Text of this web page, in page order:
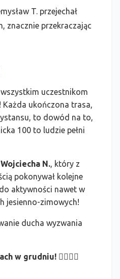
T. przejechał
znacznie przekraczając
uczestnikom
ukończona trasa,
to dowód na to,
100 to ludzie pełni
Wojciecha N., który z
pokonywał kolejne
aktywności nawet w
jesienno-zimowych!
ducha wyzwania
w grudniu! 🚴‍♂️🚴‍♀️